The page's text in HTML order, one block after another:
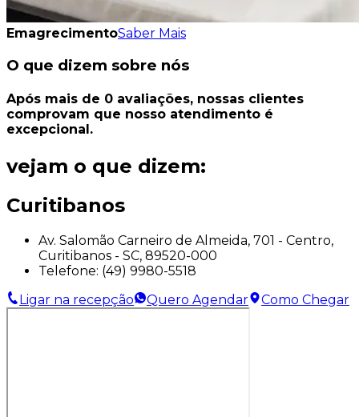
EmagrecimentoSaber Mais
O que dizem sobre nós
Após mais de 0 avaliações, nossas clientes
comprovam que nosso atendimento é
excepcional.
vejam o que dizem:
Curitibanos
Av. Salomão Carneiro de Almeida, 701 - Centro,
Curitibanos - SC, 89520-000
Telefone: (49) 9980-5518
Ligar na recepção
Quero Agendar Como Chegar